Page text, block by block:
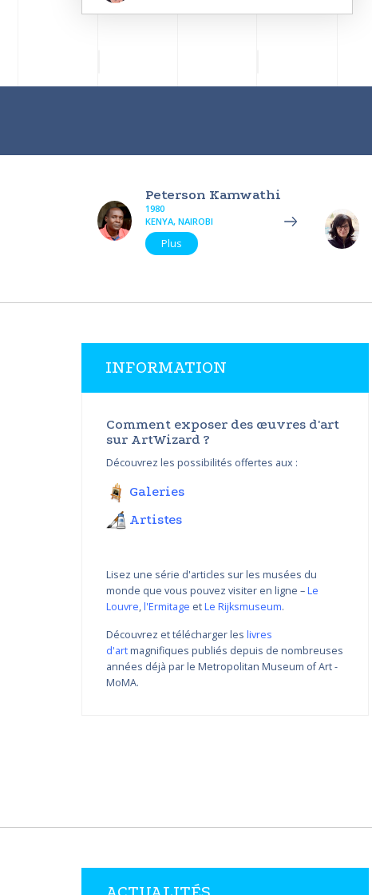
Peterson Kamwathi
1980
KENYA, NAIROBI
Plus
INFORMATION
Comment exposer des œuvres d'art
sur ArtWizard ?
Découvrez les possibilités offertes aux :
Galeries
Artistes
Lisez une série d'articles sur les musées du
monde que vous pouvez visiter en ligne –Le
Louvre,l'Ermitage etLe Rijksmuseum.
Découvrez et télécharger les livres
d'artmagnifiques publiés depuis de nombreuses
années déjà par le Metropolitan Museum of Art -
MoMA.
Variations de couleur de
Nikolay Yanakiev I
22.03.2018 - 31.09.2018